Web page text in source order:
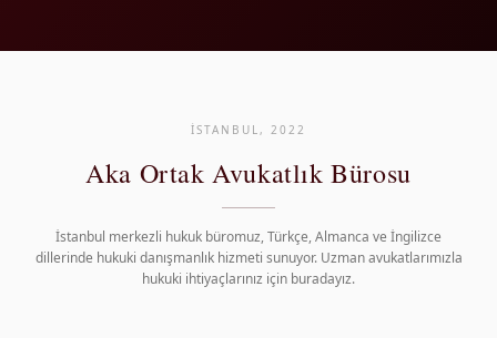
İSTANBUL, 2022
Aka Ortak Avukatlık Bürosu
İstanbul merkezli hukuk büromuz, Türkçe, Almanca ve İngilizce
dillerinde hukuki danışmanlık hizmeti sunuyor. Uzman avukatlarımızla
hukuki ihtiyaçlarınız için buradayız.